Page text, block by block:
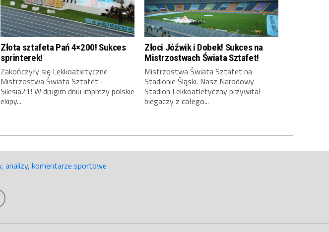
Złota sztafeta Pań 4×200! Sukces
sprinterek!
Zakończyły się Lekkoatletyczne
Mistrzostwa Świata Sztafet -
Silesia21! W drugim dniu imprezy polskie
ekipy...
Złoci Jóźwik i Dobek! Sukces na
Mistrzostwach Świata Sztafet!
Mistrzostwa Świata Sztafet na
Stadionie Śląski. Nasz Narodowy
Stadion Lekkoatletyczny przywitał
biegaczy z całego...